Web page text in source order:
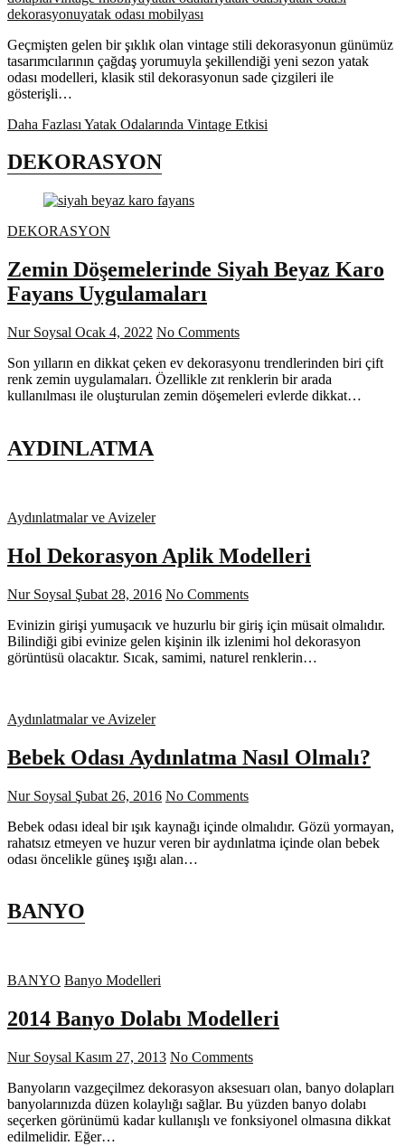
dekorasyonuyatak odası mobilyası
Geçmişten gelen bir şıklık olan vintage stili dekorasyonun günümüz
tasarımcılarının çağdaş yorumuyla şekillendiği yeni sezon yatak
odası modelleri, klasik stil dekorasyonun sade çizgileri ile
gösterişli…
Daha Fazlası Yatak Odalarında Vintage Etkisi
DEKORASYON
DEKORASYON
Zemin Döşemelerinde Siyah Beyaz Karo
Fayans Uygulamaları
Nur Soysal Ocak 4, 2022 No Comments
Son yılların en dikkat çeken ev dekorasyonu trendlerinden biri çift
renk zemin uygulamaları. Özellikle zıt renklerin bir arada
kullanılması ile oluşturulan zemin döşemeleri evlerde dikkat…
AYDINLATMA
Aydınlatmalar ve Avizeler
Hol Dekorasyon Aplik Modelleri
Nur Soysal Şubat 28, 2016 No Comments
Evinizin girişi yumuşacık ve huzurlu bir giriş için müsait olmalıdır.
Bilindiği gibi evinize gelen kişinin ilk izlenimi hol dekorasyon
görüntüsü olacaktır. Sıcak, samimi, naturel renklerin…
Aydınlatmalar ve Avizeler
Bebek Odası Aydınlatma Nasıl Olmalı?
Nur Soysal Şubat 26, 2016 No Comments
Bebek odası ideal bir ışık kaynağı içinde olmalıdır. Gözü yormayan,
rahatsız etmeyen ve huzur veren bir aydınlatma içinde olan bebek
odası öncelikle güneş ışığı alan…
BANYO
BANYO Banyo Modelleri
2014 Banyo Dolabı Modelleri
Nur Soysal Kasım 27, 2013 No Comments
Banyoların vazgeçilmez dekorasyon aksesuarı olan, banyo dolapları
banyolarınızda düzen kolaylığı sağlar. Bu yüzden banyo dolabı
seçerken görünümü kadar kullanışlı ve fonksiyonel olmasına dikkat
edilmelidir. Eğer…